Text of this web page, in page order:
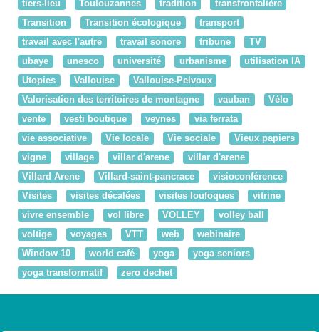
tiers-lieu
Toulouzannes tradition
transfrontalière
Transition
Transition écologique
transport
travail avec l'autre
travail sonore tribune
TV
ubaye
unesco université urbanisme
utilisation IA
Utopies
Vallouise
Vallouise-Pelvoux
Valorisation des territoires de montagne
vauban
Vélo
vente
vesti boutique veynes
via ferrata
vie associative
Vie locale Vie sociale
Vieux papiers
vigne
village villar d'arene
villar d'arene
Villard Arene
Villard-saint-pancrace
visioconférence
Visites
visites décalées visites loufoques
vitrine
vivre ensemble
vol libre VOLLEY
volley ball
voltige
voyages VTT web
webinaire
Window 10
world café yoga
yoga seniors
yoga transformatif
zero dechet